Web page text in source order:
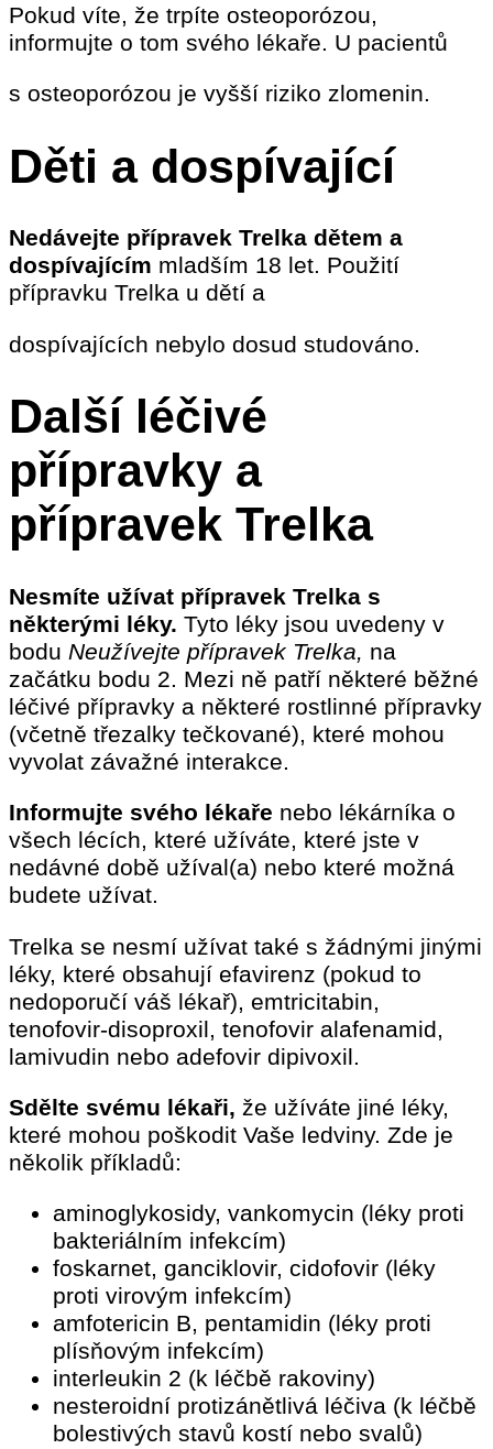
Pokud víte, že trpíte osteoporózou,
informujte o tom svého lékaře. U pacientů
s osteoporózou je vyšší riziko zlomenin.
Děti a dospívající
Nedávejte přípravek Trelka dětem a
dospívajícím mladším 18 let. Použití
přípravku Trelka u dětí a
dospívajících nebylo dosud studováno.
Další léčivé
přípravky a
přípravek Trelka
Nesmíte užívat přípravek Trelka s
některými léky. Tyto léky jsou uvedeny v
bodu Neužívejte přípravek Trelka, na
začátku bodu 2. Mezi ně patří některé běžné
léčivé přípravky a některé rostlinné přípravky
(včetně třezalky tečkované), které mohou
vyvolat závažné interakce.
Informujte svého lékaře nebo lékárníka o
všech lécích, které užíváte, které jste v
nedávné době užíval(a) nebo které možná
budete užívat.
Trelka se nesmí užívat také s žádnými jinými
léky, které obsahují efavirenz (pokud to
nedoporučí váš lékař), emtricitabin,
tenofovir-disoproxil, tenofovir alafenamid,
lamivudin nebo adefovir dipivoxil.
Sdělte svému lékaři, že užíváte jiné léky,
které mohou poškodit Vaše ledviny. Zde je
několik příkladů:
aminoglykosidy, vankomycin (léky proti
bakteriálním infekcím)
foskarnet, ganciklovir, cidofovir (léky
proti virovým infekcím)
amfotericin B, pentamidin (léky proti
plísňovým infekcím)
interleukin 2 (k léčbě rakoviny)
nesteroidní protizánětlivá léčiva (k léčbě
bolestivých stavů kostí nebo svalů)